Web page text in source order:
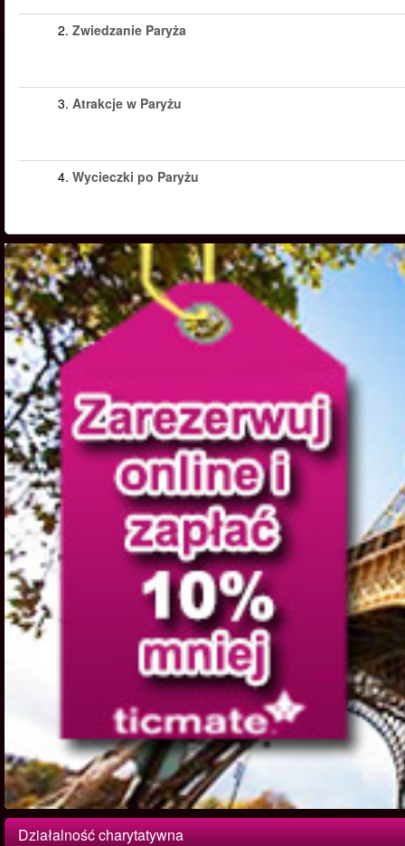
2. Zwiedzanie Paryża
3. Atrakcje w Paryżu
4. Wycieczki po Paryżu
Działalność charytatywna